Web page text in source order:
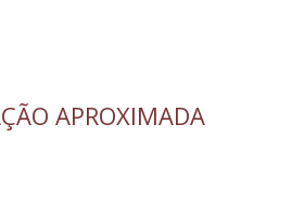
APROXIMADA